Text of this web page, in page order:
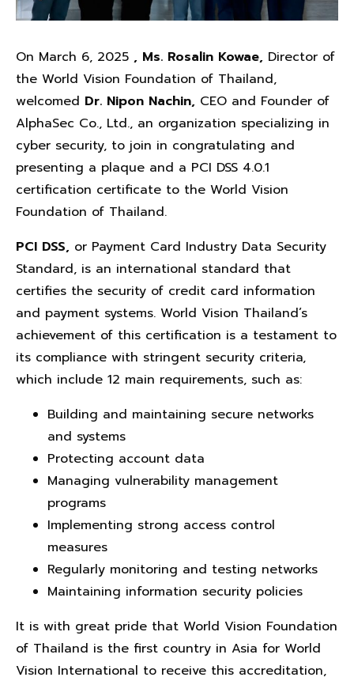
On March 6, 2025 , Ms. Rosalin Kowae, Director of
the World Vision Foundation of Thailand,
welcomed Dr. Nipon Nachin, CEO and Founder of
AlphaSec Co., Ltd., an organization specializing in
cyber security, to join in congratulating and
presenting a plaque and a PCI DSS 4.0.1
certification certificate to the World Vision
Foundation of Thailand.
PCI DSS, or Payment Card Industry Data Security
Standard, is an international standard that
certifies the security of credit card information
and payment systems. World Vision Thailand’s
achievement of this certification is a testament to
its compliance with stringent security criteria,
which include 12 main requirements, such as:
Building and maintaining secure networks
and systems
Protecting account data
Managing vulnerability management
programs
Implementing strong access control
measures
Regularly monitoring and testing networks
Maintaining information security policies
It is with great pride that World Vision Foundation
of Thailand is the first country in Asia for World
Vision International to receive this accreditation,